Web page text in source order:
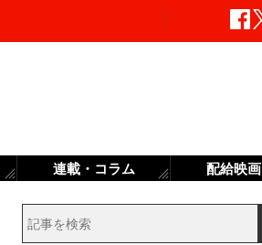
連載・コラム 配給映画